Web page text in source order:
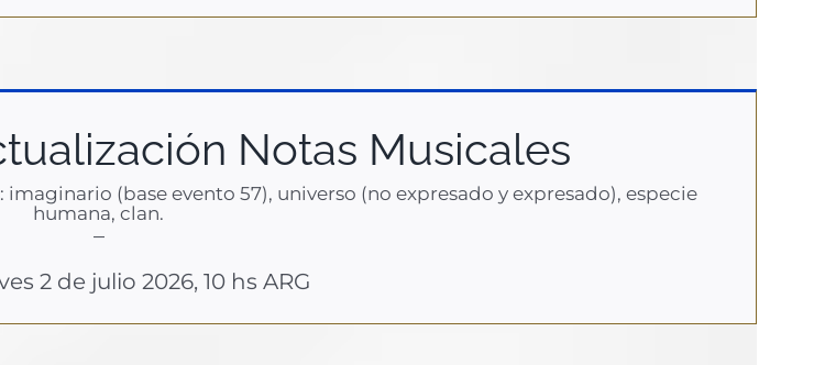
Notas Musicales
(base evento 57), universo (no expresado y expresado), especie
humana, clan.
–
2 de julio 2026, 10 hs ARG